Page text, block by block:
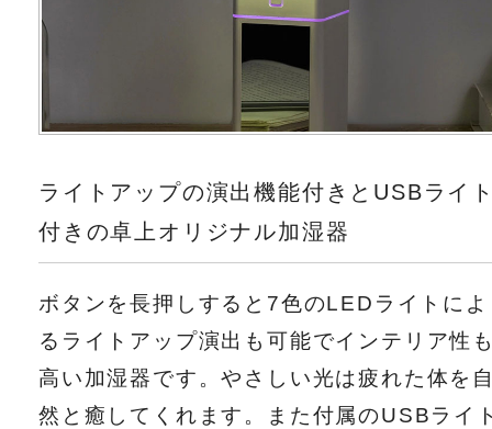
ライトアップの演出機能付きとUSBライ
付きの卓上オリジナル加湿器
ボタンを長押しすると7色のLEDライトによ
るライトアップ演出も可能でインテリア性
高い加湿器です。やさしい光は疲れた体を
然と癒してくれます。また付属のUSBライ